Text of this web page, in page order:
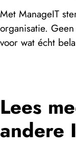
Met ManageIT
organisatie.
voor wat écht
Lees
andere